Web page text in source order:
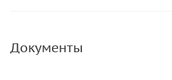
Документы